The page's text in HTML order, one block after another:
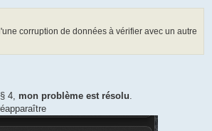
corruption de données à vérifier avec un autre
4, mon problème est résolu